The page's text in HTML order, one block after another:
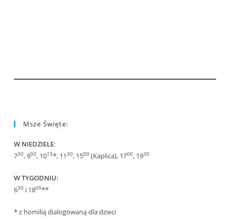
Msze Święte:
W NIEDZIELE:
730, 900, 1015*, 1130, 1500 (Kaplica), 1700, 1930
W TYGODNIU:
630 i 1800**
* z homilią dialogowaną dla dzieci